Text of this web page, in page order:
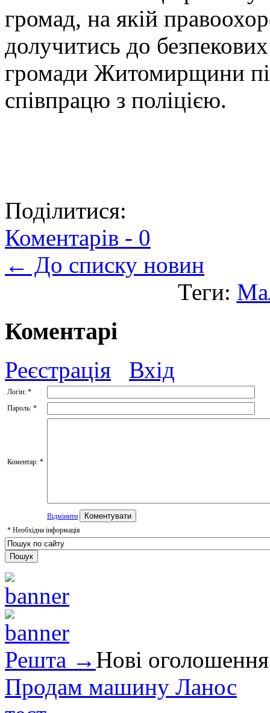
громад, на якій
долучитись до
громади Житомирщини
співпрацю з поліцією.
Поділитися:
Коментарів - 0
← До списку новин
Теги:
Коментарі
Реєстрація Вхід
Логін: *
Пароль: *
Коментар: *
Відмінити
* Необхідна інформація
Решта → Нові оголошення
Продам машину Ланос